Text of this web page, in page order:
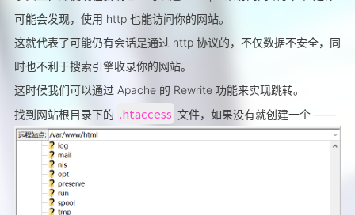
可能会发现，使用 http 也能访问你的网站。
这就代表了可能仍有会话是通过 http 协议的，不仅数据不安全，同
时也不利于搜索引擎收录你的网站。
这时候我们可以通过 Apache 的 Rewrite 功能来实现跳转。
找到网站根目录下的 .htaccess 文件，如果没有就创建一个 ——